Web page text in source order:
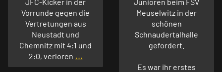
Vorrunde gegen die
Vertretungen aus
Neustadt und
Chemnitz mit 4:1 und
2:0, verloren ...
Meuselwitz in der
schönen
Schnaudertalhalle
gefordert.
Es war ihr erstes